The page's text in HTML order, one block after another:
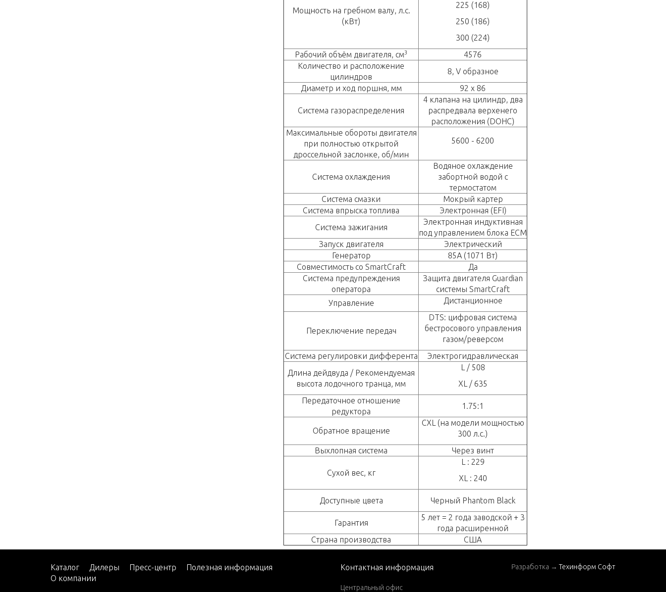
Мощность на гребном валу, л.с.
(кВт)
225 (168)
250 (186)
300 (224)
Рабочий объём двигателя, см3
4576
Количество и расположение
цилиндров
8, V образное
Диаметр и ход поршня, мм
92 x 86
Система газораспределения
4 клапана на цилиндр, два
распредвала верхенего
расположения (DOHC)
Максимальные обороты двигателя
при полностью открытой
дроссельной заслонке, об/мин
5600 - 6200
Система охлаждения
Водяное охлаждение
забортной водой с
термостатом
Система смазки
Мокрый картер
Система впрыска топлива
Электронная (EFI)
Система зажигания
Электронная индуктивная
под управлением блока ECM
Запуск двигателя
Электрический
Генератор
85А (1071 Вт)
Совместимость со SmartCraft
Да
Система предупреждения
оператора
Защита двигателя Guardian
системы SmartCraft
Управление
Дистанционное
Переключение передач
DTS: цифровая система
бестросового управления
газом/реверсом
Система регулировки дифферента
Электрогидравлическая
Длина дейдвуда / Рекомендуемая
высота лодочного транца, мм
L / 508
XL / 635
Передаточное отношение
редуктора
1.75:1
Обратное вращение
CXL (на модели мощностью
300 л.с.)
Выхлопная система
Через винт
Сухой вес, кг
L : 229
XL : 240
Доступные цвета Черный Phantom Black
Гарантия
5 лет = 2 года заводской + 3
года расширенной
Страна производства
США
Каталог Дилеры Пресс-центр
Полезная информация
О компании
Контактная информация
Центральный офис
Разработка → Техинформ Софт